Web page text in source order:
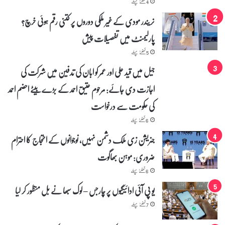
نریندر مودی کے غیر ملکی دوروں پر کتنی رقم ہوئی خرچ؟
پارلیمنٹ میں تفصیلات پیش
5 گھنٹے پہلے
جیل میں قید علی اور عمر کو ابان کی تدفین میں شرکت کی
اجازت دی جائے: مرحوم عتیق احمد کے بڑے بیٹے احضم احمد
کی حکومت سے درخواست
6 گھنٹے پہلے
جنریشن زی ملک دشمن نہیں، نوجوانوں کے احتجاج کا احترام
ضروری: موہن بھاگوت
6 گھنٹے پہلے
یو پی آئی ادائیگیوں پر چارجس – لوک سبھا نے بل منظور کر لیا
7 گھنٹے پہلے